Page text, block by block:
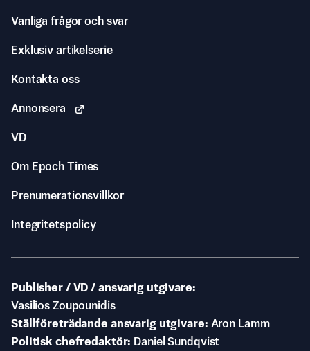
Vanliga frågor och svar
Exklusiv artikelserie
Kontakta oss
Annonsera
VD
Om Epoch Times
Prenumerationsvillkor
Integritetspolicy
Publisher / VD / ansvarig utgivare
Vasilios Zoupounidis
Ställföreträdande ansvarig utgivare Aron Lamm
Politisk chefredaktör
Daniel Sundqvist